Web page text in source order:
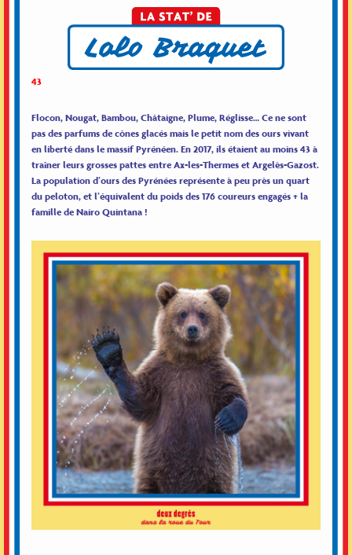
43
Flocon, Nougat, Bambou, Châtaigne, Plume, Réglisse… Ce ne sont
pas des parfums de cônes glacés mais le petit nom des ours vivant
en liberté dans le massif Pyrénéen. En 2017, ils étaient au moins 43 à
traîner leurs grosses pattes entre Ax-les-Thermes et Argelès-Gazost.
La population d’ours des Pyrénées représente à peu près un quart
du peloton, et l’équivalent du poids des 176 coureurs engagés + la
famille de Nairo Quintana !